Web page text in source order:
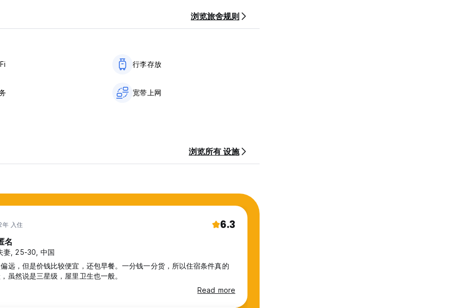
浏览旅舍规则
行李存放
宽带上网
浏览所有 设施
年 入住 6.3
名
妻, 25-30, 中国
远，但是价钱比较便宜，还包早餐。一分钱一分货，所以住宿条件真的
虽然说是三星级，屋里卫生也一般。
Read more